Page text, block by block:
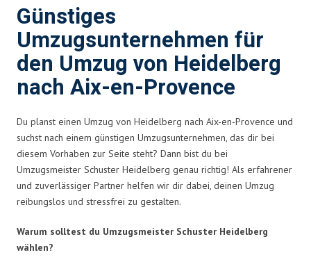
Günstiges
Umzugsunternehmen für
den Umzug von Heidelberg
nach Aix-en-Provence
Du planst einen Umzug von Heidelberg nach Aix-en-Provence und
suchst nach einem günstigen Umzugsunternehmen, das dir bei
diesem Vorhaben zur Seite steht? Dann bist du bei
Umzugsmeister Schuster Heidelberg genau richtig! Als erfahrener
und zuverlässiger Partner helfen wir dir dabei, deinen Umzug
reibungslos und stressfrei zu gestalten.
Warum solltest du Umzugsmeister Schuster Heidelberg
wählen?